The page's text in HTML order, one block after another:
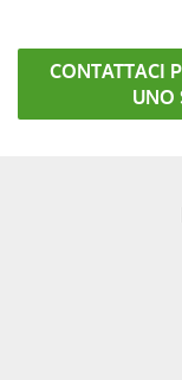
CONTATTACI
UNO